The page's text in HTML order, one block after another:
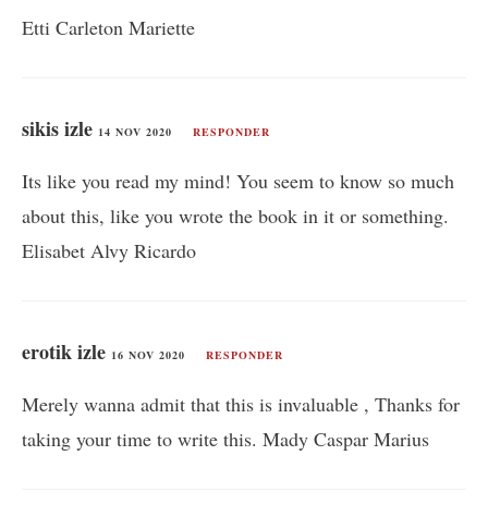
Etti Carleton Mariette
sikis izle 14 NOV 2020 RESPONDER
Its like you read my mind! You seem to know so much
about this, like you wrote the book in it or something.
Elisabet Alvy Ricardo
erotik izle 16 NOV 2020 RESPONDER
Merely wanna admit that this is invaluable , Thanks for
taking your time to write this. Mady Caspar Marius